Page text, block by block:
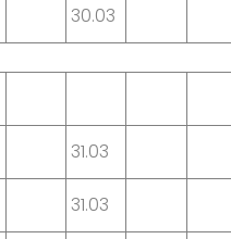
30.03
31.03
31.03